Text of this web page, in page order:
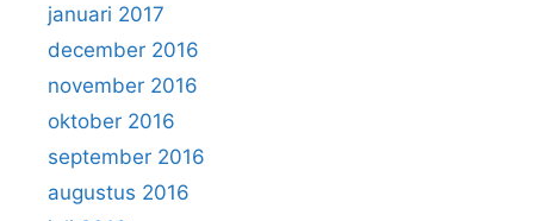
januari 2017
december 2016
november 2016
oktober 2016
september 2016
augustus 2016